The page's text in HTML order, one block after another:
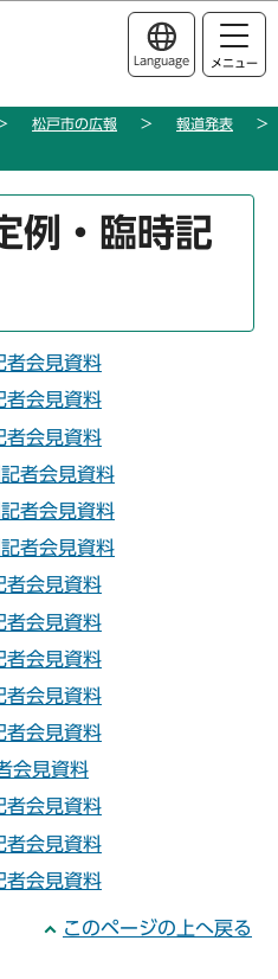
本文へ移動
Language メニュー
松戸市の広報
報道発表
例・臨時記
会見資料
会見資料
会見資料
者会見資料
者会見資料
者会見資料
会見資料
会見資料
会見資料
会見資料
会見資料
会見資料
会見資料
会見資料
会見資料
このページの上へ戻る